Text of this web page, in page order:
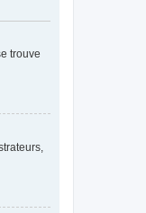
trouve